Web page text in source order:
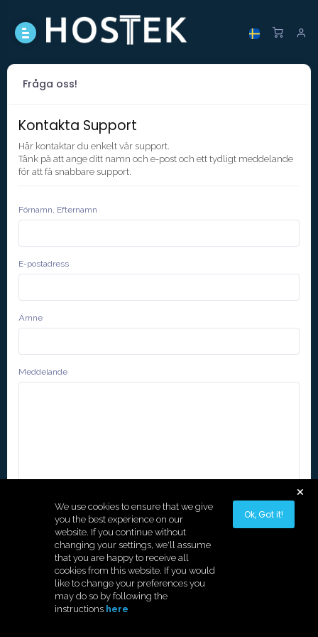
Fråga oss!
Kontakta Support
Här kontaktar du enkelt vår support.
Tänk på att ange ditt namn och e-post och ett tydligt meddelande
för att få snabbare support.
Förnamn, Efternamn
E-postadress
Ämne
Meddelande
Skicka meddelande
We use cookies to ensure that we give
you the best experience on our
website. If you continue without
changing your settings, we'll assume
that you are happy to receive all
cookies from this website. If you would
like to change your preferences you
may do so by following the
instructions here
Ok, Got it!